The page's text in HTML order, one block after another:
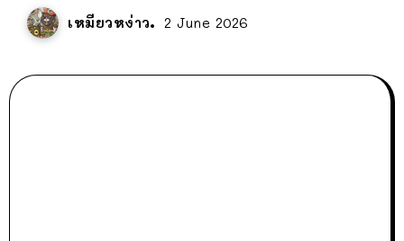
เหมียวหง่าว 2 June 2026